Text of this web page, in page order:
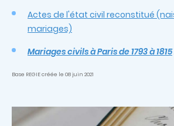
Actes de l'état civil reconstitué
mariages)
Mariages civils à Paris de 1793 à 1815
Base REGIE créée le 08 juin 2021